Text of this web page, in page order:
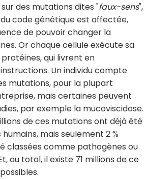
des mutations dites "faux-sens",
code génétique est affectée,
de pouvoir changer la
Or chaque cellule exécute sa
qui livrent en
Un individu compte
mutations, pour la plupart
mais certaines peuvent
par exemple la mucoviscidose.
de ces mutations ont déjà été
mais seulement 2 %
classées comme pathogènes ou
au total, il existe 71 millions de ce